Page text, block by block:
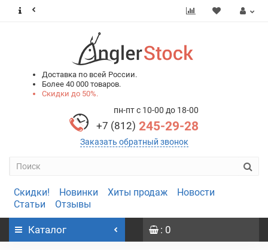
Доставка по всей России.
Более 40 000 товаров.
Скидки до 50%.
пн-пт с 10-00 до 18-00
+7 (812) 245-29-28
Заказать обратный звонок
Скидки! Новинки Хиты продаж
Новости
Статьи
Отзывы
Каталог : 0